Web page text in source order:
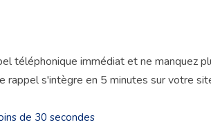
téléphonique immédiat et ne manquez
rappel s'intègre en 5 minutes sur votre
de 30 secondes